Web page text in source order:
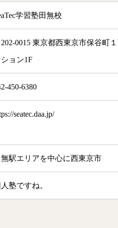
学習塾田無校
0015 東京都西東京市保谷町
ション1F
450-6380
seatec.daa.jp/
無駅エリアを中心に西東京市
塾ですね。